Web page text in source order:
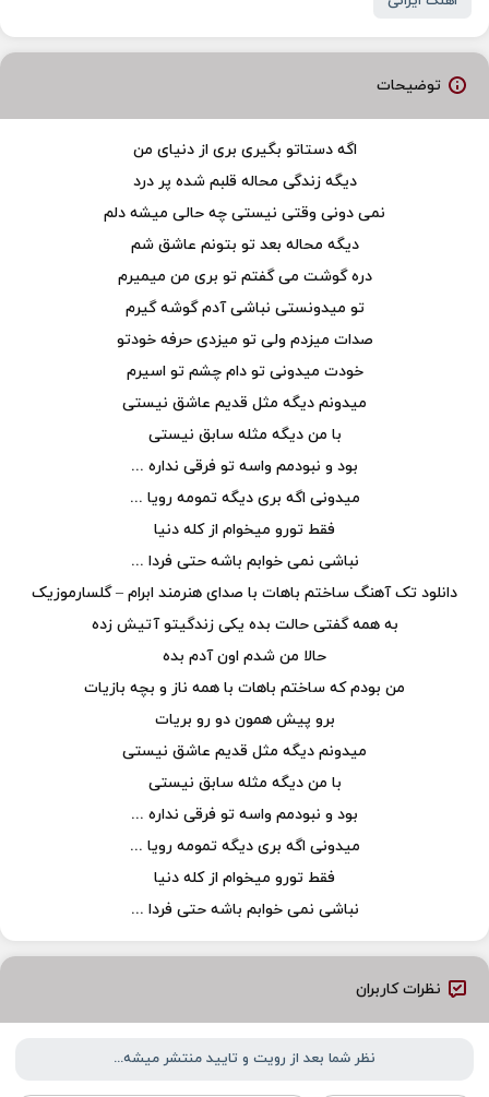
توضیحات
اگه دستاتو بگیری بری از دنیای من
دیگه زندگی محاله قلبم شده پر درد
نمی دونی وقتی نیستی چه حالی میشه دلم
دیگه محاله بعد تو بتونم عاشق شم
دره گوشت می گفتم تو بری من میمیرم
تو میدونستی نباشی آدم گوشه گیرم
صدات میزدم ولی تو میزدی حرفه خودتو
خودت میدونی تو دام چشم تو اسیرم
میدونم دیگه مثل قدیم عاشق نیستی
با من دیگه مثله سابق نیستی
بود و نبودمم واسه تو فرقی نداره ...
میدونی اگه بری دیگه تمومه رویا ...
فقط تورو میخوام از کله دنیا
نباشی نمی خوابم باشه حتی فردا ...
دانلود تک آهنگ ساختم باهات با صدای هنرمند ابرام – گلسارموزیک
به همه گفتی حالت بده یکی زندگیتو آتیش زده
حالا من شدم اون آدم بده
من بودم که ساختم باهات با همه ناز و بچه بازیات
برو پیش همون دو رو بریات
میدونم دیگه مثل قدیم عاشق نیستی
با من دیگه مثله سابق نیستی
بود و نبودمم واسه تو فرقی نداره ...
میدونی اگه بری دیگه تمومه رویا ...
فقط تورو میخوام از کله دنیا
نباشی نمی خوابم باشه حتی فردا ...
نظرات کاربران
نظر شما بعد از رویت و تایید منتشر میشه...